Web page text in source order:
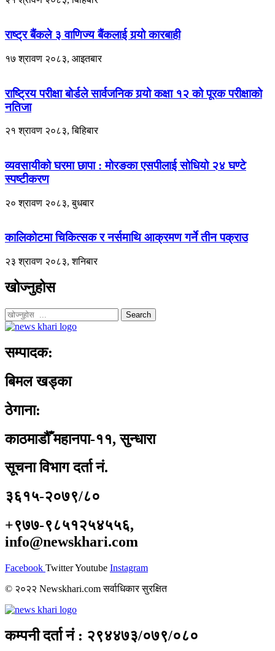
राष्ट्र बैंकले ३ वाणिज्य बैंकलाई गर्‍यो कारबाही
१७ श्रावण २०८३, आइतबार
राष्ट्रिय परीक्षा बोर्डले सार्वजनिक गर्‍यो कक्षा १२ को पूरक परीक्षाको
नतिजा
२१ श्रावण २०८३, बिहिबार
व्यवसायीको घरमा छापा : मोरङका एसपीलाई सोधियो २४ घण्टे
स्पष्टीकरण
२० श्रावण २०८३, बुधबार
कालिकोटमा चिकित्सक र नर्समाथि आक्रमण गर्ने तीन पक्राउ
२३ श्रावण २०८३, शनिबार
खोज्नुहोस
Search
सम्पादक:
बिमल खड्का
ठेगाना:
काठमाडौँ महानपा-११, सुन्धारा
सूचना विभाग दर्ता नं.
३६१५-२०७९/८०
+९७७-९८५१२५४५५६,
info@newskhari.com
Facebook TwitterYoutube Instagram
© २०२२ Newskhari.com सर्वाधिकार सुरक्षित
कम्पनी दर्ता नं : २९४४७३/०७९/०८०